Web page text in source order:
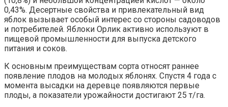
0,43%. Десертные свойства и привлекательный вид
яблок вызывает особый интерес со стороны садоводов
и потребителей. Яблоки Орлик активно используют в
пищевой промышленности для выпуска детского
питания и соков.
К основным преимуществам сорта относят раннее
появление плодов на молодых яблонях. Спустя 4 года с
момента высадки на деревце появляются первые
плоды, а показатели урожайности достигают 25 т/га.